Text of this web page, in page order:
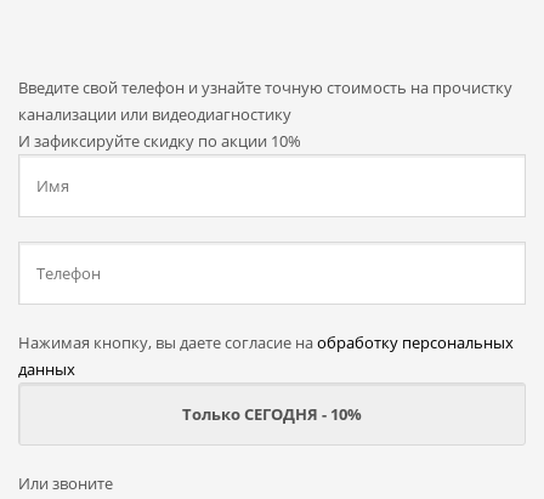
Введите свой телефон и узнайте точную стоимость на прочистку
канализации или видеодиагностику
И зафиксируйте скидку по акции 10%
Нажимая кнопку, вы даете согласие наобработку персональных
данных
Или звоните